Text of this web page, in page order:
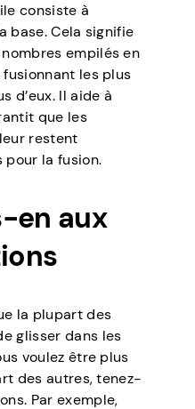
consiste à
base. Cela signifie
empilés en
les plus
d’eux. Il aide à
que les
restent
la fusion.
en aux
la plupart des
glisser dans les
voulez être plus
des autres, tenez-
Par exemple,